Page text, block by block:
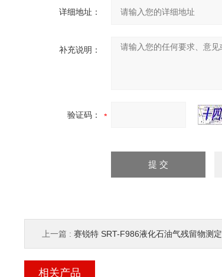
详细地址：
补充说明：
验证码：
上一篇 : 赛锐特 SRT-F986液化石油气残留物测定仪 符合标准
相关产品